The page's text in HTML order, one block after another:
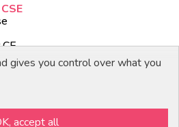
main
gives you control over what you
accept all